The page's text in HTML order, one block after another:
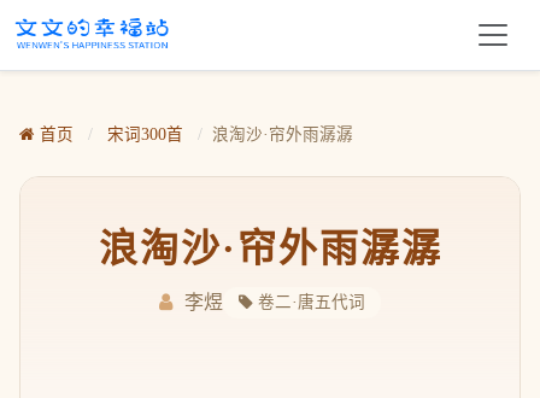
首页 / 宋词300首 / 浪淘沙·帘外雨潺潺
浪淘沙·帘外雨潺潺
李煜 卷二·唐五代词